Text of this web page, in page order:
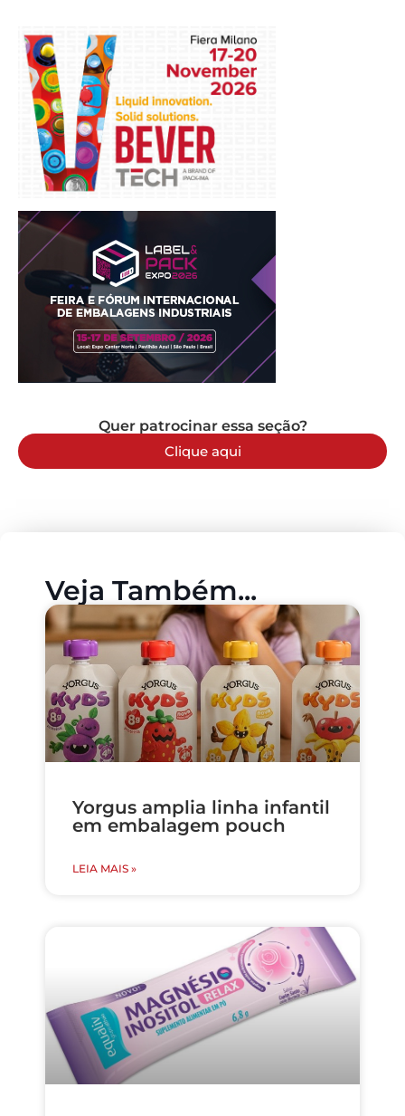
Quer patrocinar essa seção?
Clique aqui
Veja Também...
Yorgus amplia linha infantil
em embalagem pouch
LEIA MAIS »